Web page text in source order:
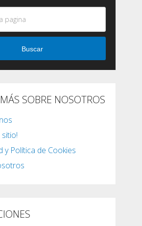
Buscar
SOBRE NOSOTROS
y Política de Cookies